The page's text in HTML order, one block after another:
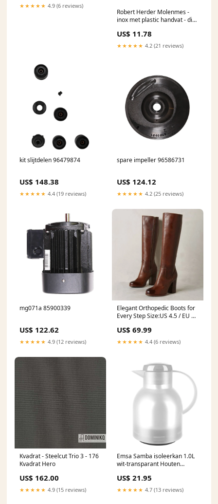
★★★★★ 4.9 (6 reviews)
Robert Herder Molenmes -
inox met plastic handvat - div.
US$ 11.78
★★★★★ 4.2 (21 reviews)
kit slijtdelen 96479874
US$ 148.38
★★★★★ 4.4 (19 reviews)
spare impeller 96586731
US$ 124.12
★★★★★ 4.2 (25 reviews)
mg071a 85900339
US$ 122.62
★★★★★ 4.9 (12 reviews)
Elegant Orthopedic Boots for
Every Step Size:US 4.5 / EU 35
US$ 69.99
★★★★★ 4.4 (6 reviews)
Kvadrat - Steelcut Trio 3 - 176
Kvadrat Hero
US$ 162.00
★★★★★ 4.9 (15 reviews)
Emsa Samba isoleerkan 1.0L
wit-transparant Houten
US$ 21.95
★★★★★ 4.7 (13 reviews)